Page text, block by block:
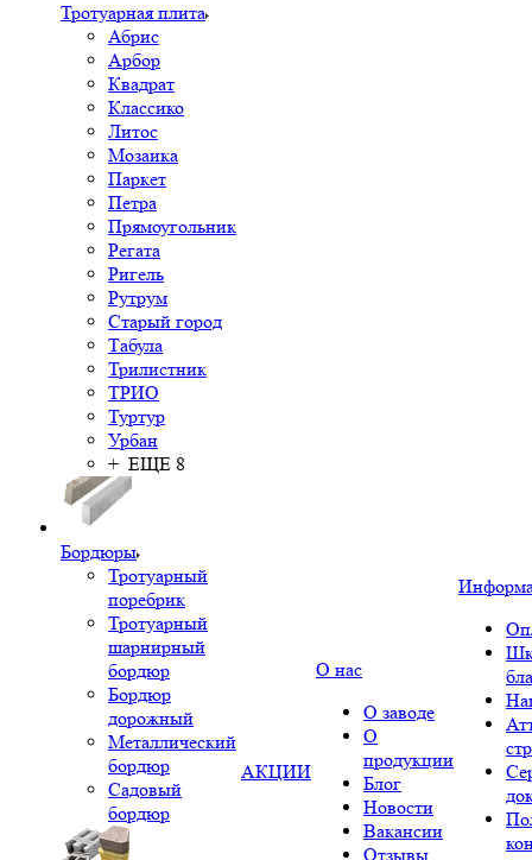
Тротуарная плита
Абрис
Арбор
Квадрат
Классико
Литос
Мозаика
Паркет
Петра
Прямоугольник
Регата
Ригель
Рутрум
Старый город
Табула
Трилистник
ТРИО
Туртур
Урбан
+ ЕЩЕ 8
Бордюры
Тротуарный
поребрик
Тротуарный
шарнирный
бордюр
Бордюр
дорожный
Металлический
бордюр
Садовый
бордюр
АКЦИИ
О нас
О заводе
О
продукции
Блог
Новости
Вакансии
Отзывы